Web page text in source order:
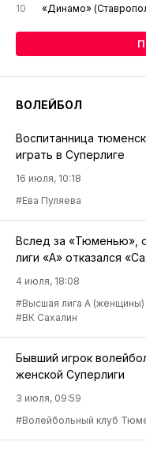
10
«Динамо»
ВОЛЕЙБОЛ
Воспитанница
играть в Суперлиге
16 июля, 10:18
#Ева Пуляева
Вслед за «Тюменью»,
лиги «А» отказался
4 июля, 18:08
#Высшая лига А (женщины)
#ВК Сахалин
Бывший игрок
женской Суперлиги
3 июля, 09:59
#Волейбольный клуб